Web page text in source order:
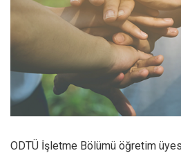
ODTÜ İşletme Bölümü öğretim